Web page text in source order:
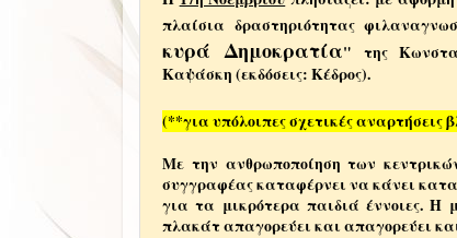
πλαίσια δραστηριότητας
κυρά Δημοκρατία" της
Καψάσκη (εκδόσεις: Κέδρος).
(**για υπόλοιπες σχετικές αναρτήσεις
Με την ανθρωποποίηση των
συγγραφέας καταφέρνει να κάνει
για τα μικρότερα παιδιά έννοιες. Η
πλακάτ απαγορεύει και απαγορεύει